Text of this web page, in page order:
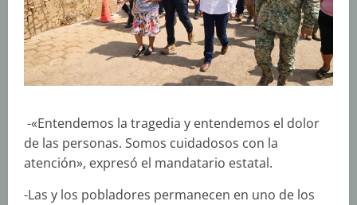
-«Entendemos la tragedia y entendemos el dolor
de las personas. Somos cuidadosos con la
atención», expresó el mandatario estatal.
-Las y los pobladores permanecen en uno de los